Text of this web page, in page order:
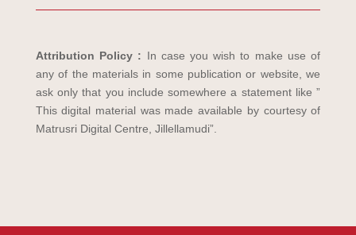
Attribution Policy : In case you wish to make use of
any of the materials in some publication or website, we
ask only that you include somewhere a statement like ”
This digital material was made available by courtesy of
Matrusri Digital Centre, Jillellamudi”.